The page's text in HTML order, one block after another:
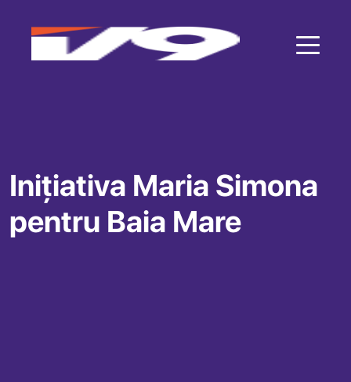
Inițiativa Maria Simona
pentru Baia Mare